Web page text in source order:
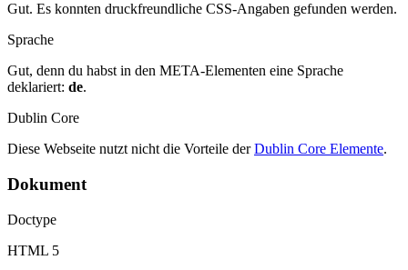
Gut. Es konnten druckfreundliche CSS-Angaben gefunden werden.
Sprache
Gut, denn du habst in den META-Elementen eine Sprache
deklariert: de.
Dublin Core
Diese Webseite nutzt nicht die Vorteile derDublin Core Elemente.
Dokument
Doctype
HTML 5